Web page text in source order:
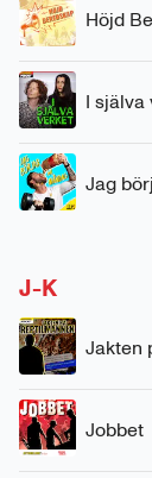
Höjd
I själva
Jag
J-K
Jakten
Jobbet